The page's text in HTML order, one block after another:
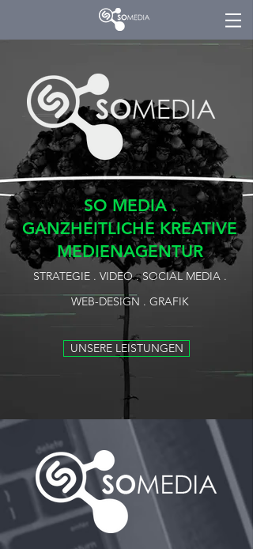
SO MEDIA .
GANZHEITLICHE KREATIVE
MEDIENAGENTUR
STRATEGIE . VIDEO . SOCIAL MEDIA.
WEB-DESIGN . GRAFIK
UNSERE LEISTUNGEN